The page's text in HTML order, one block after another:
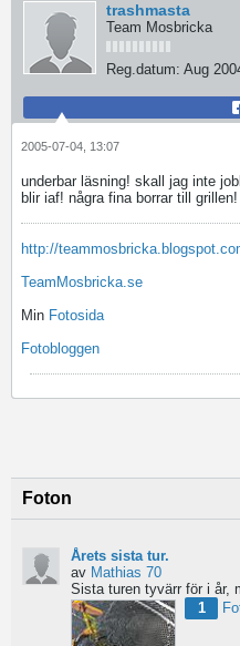
trashmasta
Team Mosbricka
Reg.datum: Aug
2005-07-04, 13:07
underbar läsning! skall jag inte
blir iaf! några fina borrar till grillen!
http://
TeamMosbricka.se
Min Fotosida
Fotobloggen
Foton
Årets sista tur.
av Mathias 70
1